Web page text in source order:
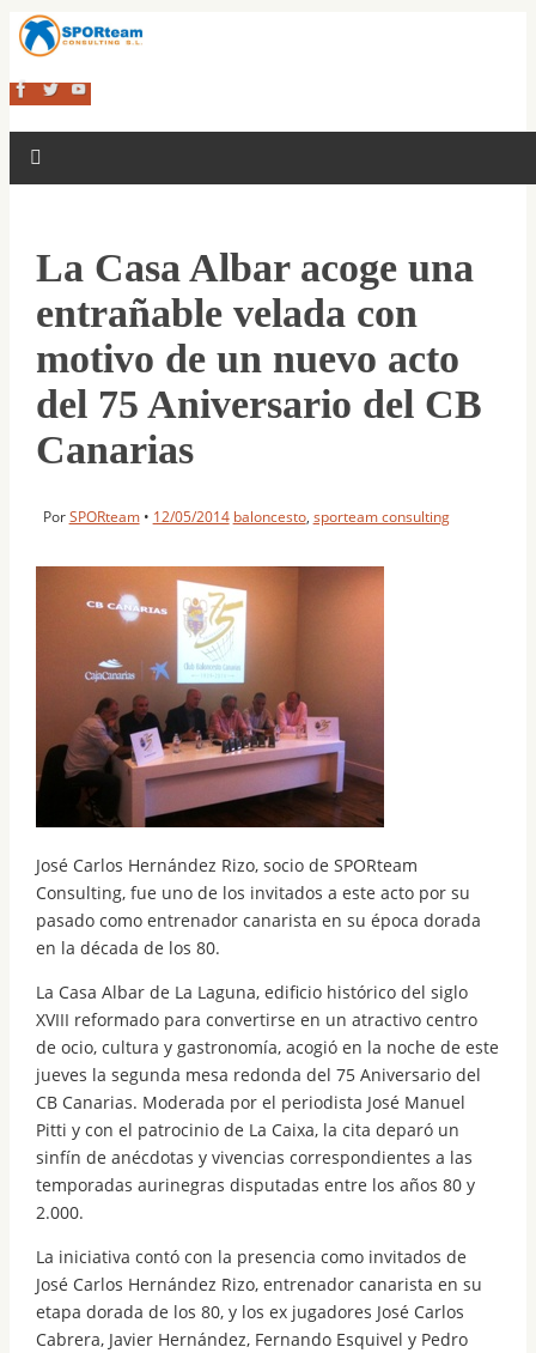
La Casa Albar acoge una
entrañable velada con
motivo de un nuevo acto
del 75 Aniversario del CB
Canarias
PorSPORteam • 12/05/2014 baloncesto, sporteam consulting
José Carlos Hernández Rizo, socio de SPORteam
Consulting, fue uno de los invitados a este acto por su
pasado como entrenador canarista en su época dorada
en la década de los 80.
La Casa Albar de La Laguna, edificio histórico del siglo
XVIII reformado para convertirse en un atractivo centro
de ocio, cultura y gastronomía, acogió en la noche de este
jueves la segunda mesa redonda del 75 Aniversario del
CB Canarias. Moderada por el periodista José Manuel
Pitti y con el patrocinio de La Caixa, la cita deparó un
sinfín de anécdotas y vivencias correspondientes a las
temporadas aurinegras disputadas entre los años 80 y
2.000.
La iniciativa contó con la presencia como invitados de
José Carlos Hernández Rizo, entrenador canarista en su
etapa dorada de los 80, y los ex jugadores José Carlos
Cabrera, Javier Hernández, Fernando Esquivel y Pedro